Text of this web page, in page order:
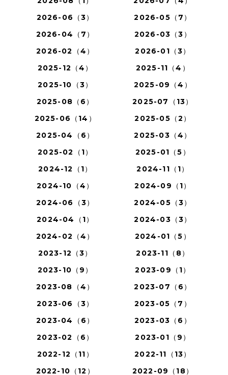
2026-06（3）
2026-05（7）
2026-04（7）
2026-03（3）
2026-02（4）
2026-01（3）
2025-12（4）
2025-11（4）
2025-10（3）
2025-09（4）
2025-08（6）
2025-07（13）
2025-06（14）
2025-05（2）
2025-04（6）
2025-03（4）
2025-02（1）
2025-01（5）
2024-12（1）
2024-11（1）
2024-10（4）
2024-09（1）
2024-06（3）
2024-05（3）
2024-04（1）
2024-03（3）
2024-02（4）
2024-01（5）
2023-12（3）
2023-11（8）
2023-10（9）
2023-09（1）
2023-08（4）
2023-07（6）
2023-06（3）
2023-05（7）
2023-04（6）
2023-03（6）
2023-02（6）
2023-01（9）
2022-12（11）
2022-11（13）
2022-10（12）
2022-09（18）